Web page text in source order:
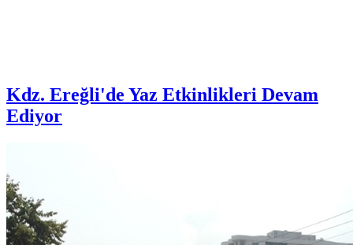
Kdz. Ereğli'de Yaz Etkinlikleri Devam
Ediyor